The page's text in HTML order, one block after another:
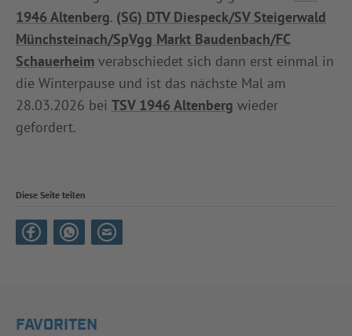
1946 Altenberg. (SG) DTV Diespeck/SV Steigerwald
Münchsteinach/SpVgg Markt Baudenbach/FC
Schauerheim verabschiedet sich dann erst einmal in
die Winterpause und ist das nächste Mal am
28.03.2026 bei TSV 1946 Altenberg wieder
gefordert.
Diese Seite teilen
FAVORITEN